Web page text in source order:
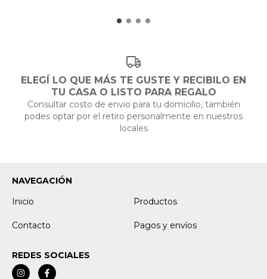
ELEGÍ LO QUE MÁS TE GUSTE Y RECIBILO EN
TU CASA O LISTO PARA REGALO
Consultar costo de envio para tu domicilio, también
podes optar por el retiro personalmente en nuestros
locales
NAVEGACIÓN
Inicio
Productos
Contacto Pagos y envíos
REDES SOCIALES